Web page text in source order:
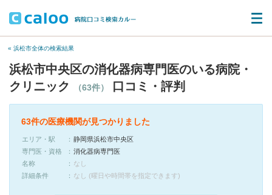
« 浜松市全体の検索結果
浜松市中央区の消化器病専門医のいる病院・
クリニック
（63件） 口コミ・評判
63件の医療機関が見つかりました
エリア・駅
静岡県浜松市中央区
専門医・資格
消化器病専門医
名称
なし
詳細条件
なし (曜日や時間帯を指定できます)